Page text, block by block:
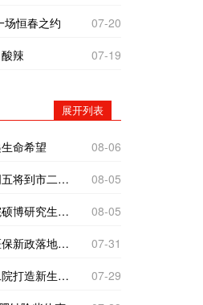
场恒春之约
07-20
辣
07-19
展开列表
命希望
08-06
武汉协和医院知名专家本周五将到市二院义诊！
08-05
走出校园进村寨！协和医院硕博研究生到南美乡探寻基层医疗“真问题”
08-05
告别全额垫付！临翔生育医保新政落地，产检分娩直接现场报销
07-31
有速度更有温度！临沧市二院打造新生一站式体检专区
07-29